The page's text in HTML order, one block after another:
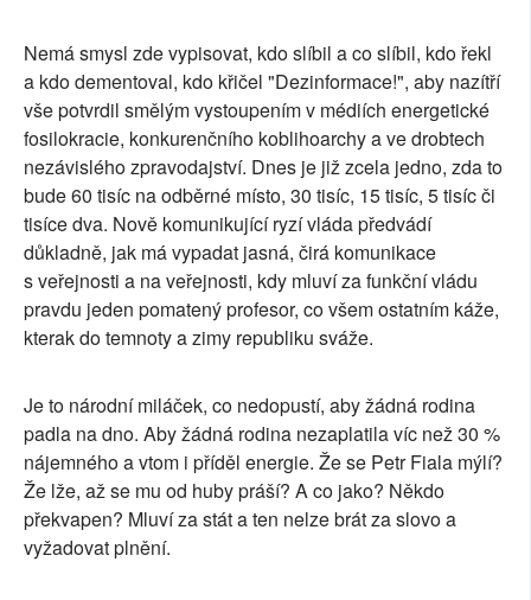
Nemá smysl zde vypisovat, kdo slíbil a co slíbil, kdo řekl
a kdo dementoval, kdo křičel "Dezinformace!", aby nazítří
vše potvrdil smělým vystoupením v médiích energetické
fosilokracie, konkurenčního koblihoarchy a ve drobtech
nezávislého zpravodajství. Dnes je již zcela jedno, zda to
bude 60 tisíc na odběrné místo, 30 tisíc, 15 tisíc, 5 tisíc či
tisíce dva. Nově komunikující ryzí vláda předvádí
důkladně, jak má vypadat jasná, čirá komunikace
s veřejnosti a na veřejnosti, kdy mluví za funkční vládu
pravdu jeden pomatený profesor, co všem ostatním káže,
kterak do temnoty a zimy republiku sváže.
Je to národní miláček, co nedopustí, aby žádná rodina
padla na dno. Aby žádná rodina nezaplatila víc než 30 %
nájemného a vtom i příděl energie. Že se Petr Fiala mýlí?
Že lže, až se mu od huby práší? A co jako? Někdo
překvapen? Mluví za stát a ten nelze brát za slovo a
vyžadovat plnění.